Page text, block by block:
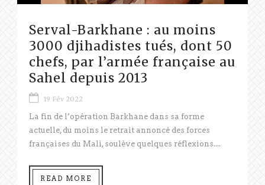
Serval-Barkhane : au moins
3000 djihadistes tués, dont 50
chefs, par l’armée française au
Sahel depuis 2013
19 Fév 2022
La fin de l’opération Barkhane dans sa forme
actuelle, du moins le retrait annoncé des forces
françaises du Mali, soulève quelques réflexions....
READ MORE